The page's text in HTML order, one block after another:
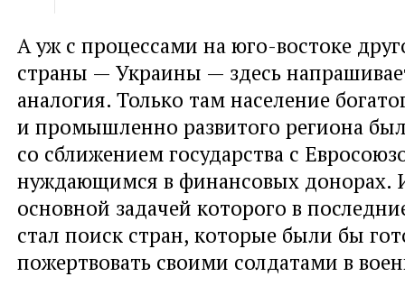
А уж с процессами на юго-востоке
страны — Украины — здесь
аналогия. Только там население
и промышленно развитого региона
со сближением государства с
нуждающимся в финансовых донорах.
основной задачей которого в
стал поиск стран, которые были бы
пожертвовать своими солдатами в